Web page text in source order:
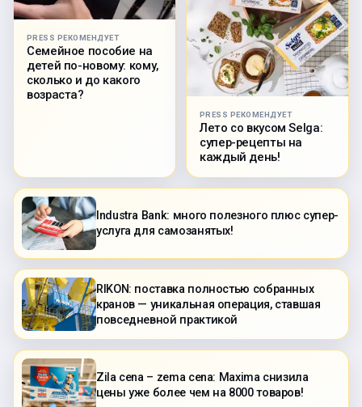
PRESS РЕКОМЕНДУЕТ
Семейное пособие на
детей по-новому: кому,
сколько и до какого
возраста?
PRESS РЕКОМЕНДУЕТ
Лето со вкусом Selga:
супер-рецепты на
каждый день!
Industra Bank: много полезного плюс супер-
услуга для самозанятых!
RIKON: поставка полностью собранных
кранов — уникальная операция, ставшая
повседневной практикой
Zila cena – zema cena: Maxima снизила
цены уже более чем на 8000 товаров!